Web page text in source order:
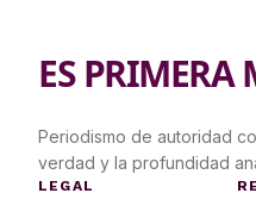
ES PRIMERA
Periodismo de autoridad
verdad y la profundidad
LEGAL